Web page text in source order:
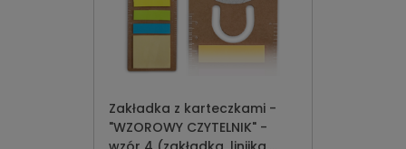
Zakładka z karteczkami -
"WZOROWY CZYTELNIK" -